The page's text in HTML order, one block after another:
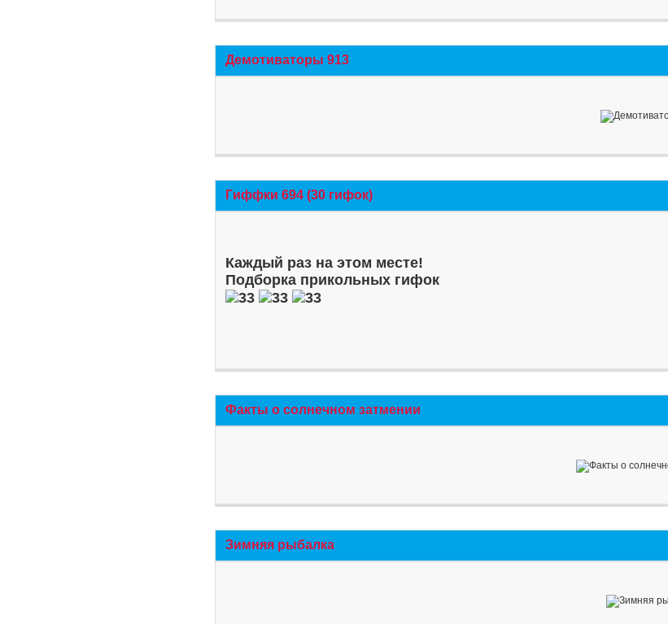
Демотиваторы 913
Гиффки 694 (30 гифок)
Каждый раз на этом месте!
Подборка прикольных гифок
Факты о солнечном затмении
Зимняя рыбалка